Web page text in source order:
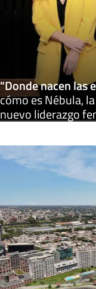
"Donde nacen las
cómo es Nébula,
nuevo liderazgo